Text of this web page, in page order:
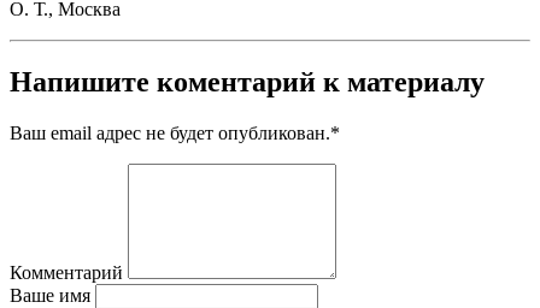
О. Т., Москва
Напишите коментарий к материалу
Ваш email адрес не будет опубликован.*
Комментарий
Ваше имя